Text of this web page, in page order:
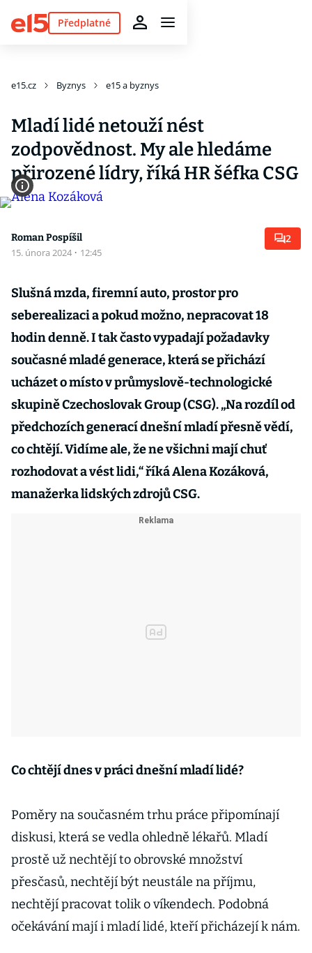
Předplatné
e15.cz Byznys e15 a byznys
Mladí lidé netouží nést
zodpovědnost. My ale hledáme
přirozené lídry, říká HR šéfka CSG
Roman Pospíšil
15. února 2024 · 12:45
2
Slušná mzda, firemní auto, prostor pro
seberealizaci a pokud možno, nepracovat 18
hodin denně. I tak často vypadají požadavky
současné mladé generace, která se přichází
ucházet o místo v průmyslově-technologické
skupině Czechoslovak Group (CSG). „Na rozdíl od
předchozích generací dnešní mladí přesně vědí,
co chtějí. Vidíme ale, že ne všichni mají chuť
rozhodovat a vést lidi,“ říká Alena Kozáková,
manažerka lidských zdrojů CSG.
Co chtějí dnes v práci dnešní mladí lidé?
Poměry na současném trhu práce připomínají
diskusi, která se vedla ohledně lékařů. Mladí
prostě už nechtějí to obrovské množství
přesčasů, nechtějí být neustále na příjmu,
nechtějí pracovat tolik o víkendech. Podobná
očekávání mají i mladí lidé, kteří přicházejí k nám.